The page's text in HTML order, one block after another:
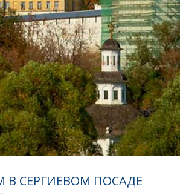
СЕРГИЕВОМ ПОСАДЕ